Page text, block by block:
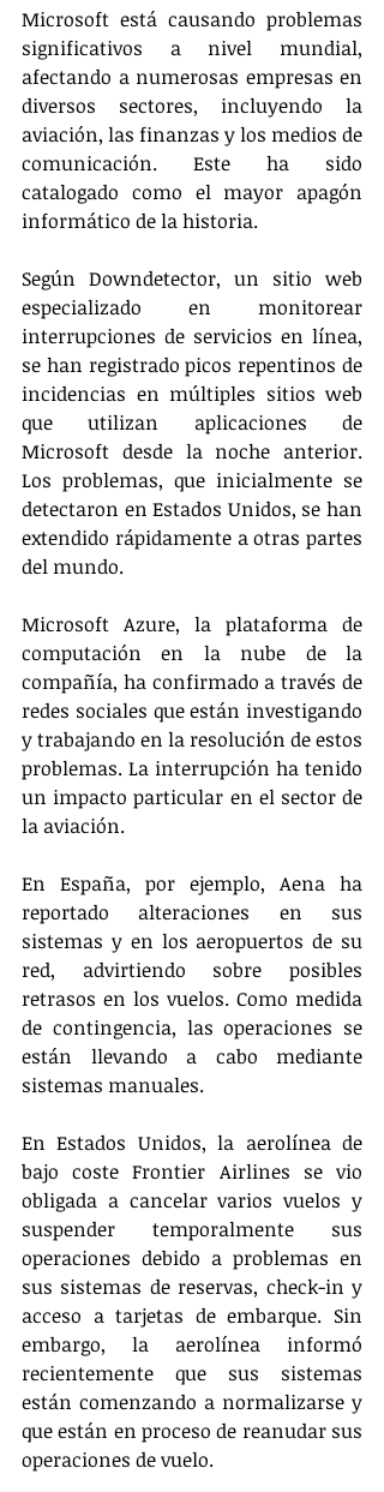
Microsoft está causando problemas
significativos a nivel mundial,
afectando a numerosas empresas en
diversos sectores, incluyendo la
aviación, las finanzas y los medios de
comunicación. Este ha sido
catalogado como el mayor apagón
informático de la historia.
Según Downdetector, un sitio web
especializado en monitorear
interrupciones de servicios en línea,
se han registrado picos repentinos de
incidencias en múltiples sitios web
que utilizan aplicaciones de
Microsoft desde la noche anterior.
Los problemas, que inicialmente se
detectaron en Estados Unidos, se han
extendido rápidamente a otras partes
del mundo.
Microsoft Azure, la plataforma de
computación en la nube de la
compañía, ha confirmado a través de
redes sociales que están investigando
y trabajando en la resolución de estos
problemas. La interrupción ha tenido
un impacto particular en el sector de
la aviación.
En España, por ejemplo, Aena ha
reportado alteraciones en sus
sistemas y en los aeropuertos de su
red, advirtiendo sobre posibles
retrasos en los vuelos. Como medida
de contingencia, las operaciones se
están llevando a cabo mediante
sistemas manuales.
En Estados Unidos, la aerolínea de
bajo coste Frontier Airlines se vio
obligada a cancelar varios vuelos y
suspender temporalmente sus
operaciones debido a problemas en
sus sistemas de reservas, check-in y
acceso a tarjetas de embarque. Sin
embargo, la aerolínea informó
recientemente que sus sistemas
están comenzando a normalizarse y
que están en proceso de reanudar sus
operaciones de vuelo.